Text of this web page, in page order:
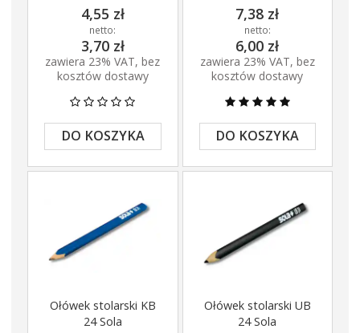
4,55 zł
netto:
3,70 zł
zawiera 23% VAT, bez
kosztów dostawy
DO KOSZYKA
7,38 zł
netto:
6,00 zł
zawiera 23% VAT, bez
kosztów dostawy
DO KOSZYKA
Ołówek stolarski KB
24 Sola
Ołówek stolarski UB
24 Sola